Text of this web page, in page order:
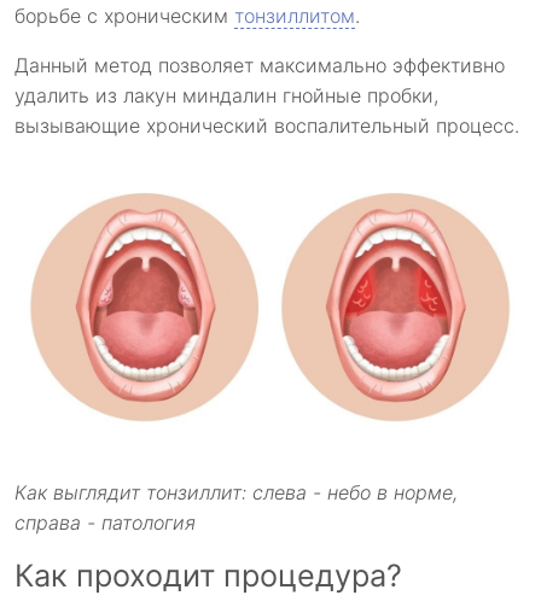
борьбе с хроническим тонзиллитом.
Данный метод позволяет максимально эффективно
удалить из лакун миндалин гнойные пробки,
вызывающие хронический воспалительный процесс.
Как выглядит тонзиллит: слева - небо в норме,
справа - патология
Как проходит процедура?